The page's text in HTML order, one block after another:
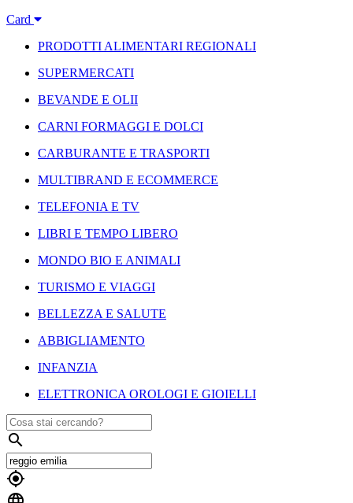
Card
PRODOTTI ALIMENTARI REGIONALI
SUPERMERCATI
BEVANDE E OLII
CARNI FORMAGGI E DOLCI
CARBURANTE E TRASPORTI
MULTIBRAND E ECOMMERCE
TELEFONIA E TV
LIBRI E TEMPO LIBERO
MONDO BIO E ANIMALI
TURISMO E VIAGGI
BELLEZZA E SALUTE
ABBIGLIAMENTO
INFANZIA
ELETTRONICA OROLOGI E GIOIELLI

